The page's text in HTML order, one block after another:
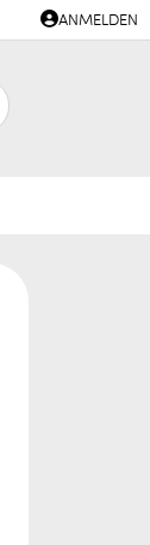
ANMELDEN